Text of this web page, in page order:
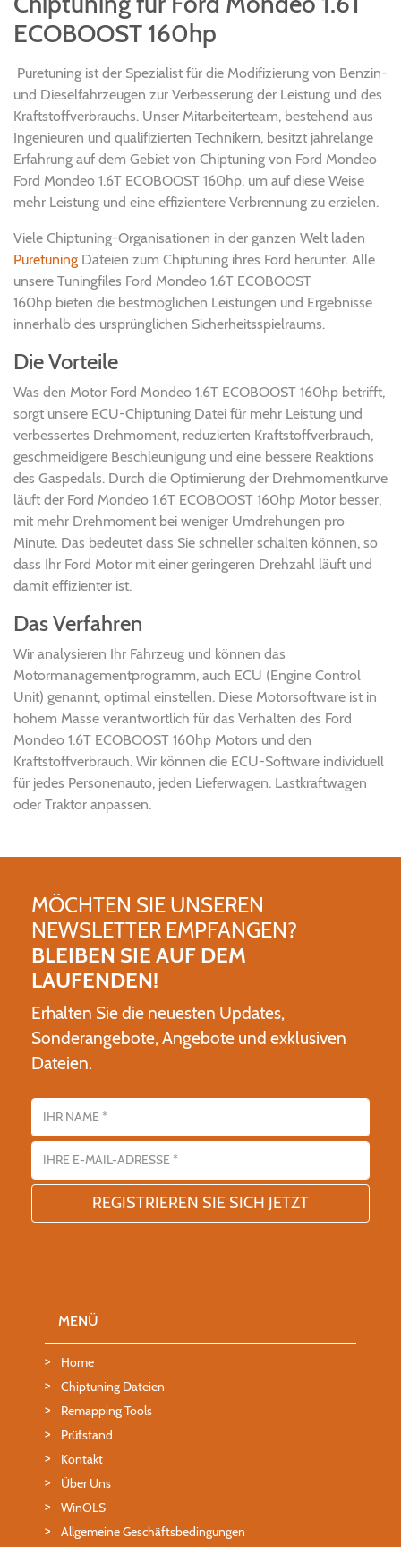
ECOBOOST 160hp
Puretuning ist der Spezialist für die Modifizierung von Benzin-
und Dieselfahrzeugen zur Verbesserung der Leistung und des
Kraftstoffverbrauchs. Unser Mitarbeiterteam, bestehend aus
Ingenieuren und qualifizierten Technikern, besitzt jahrelange
Erfahrung auf dem Gebiet von Chiptuning von Ford Mondeo
Ford Mondeo 1.6T ECOBOOST 160hp, um auf diese Weise
mehr Leistung und eine effizientere Verbrennung zu erzielen.
Viele Chiptuning-Organisationen in der ganzen Welt laden
Puretuning Dateien zum Chiptuning ihres Ford herunter. Alle
unsere Tuningfiles Ford Mondeo 1.6T ECOBOOST
160hp bieten die bestmöglichen Leistungen und Ergebnisse
innerhalb des ursprünglichen Sicherheitsspielraums.
Die Vorteile
Was den Motor Ford Mondeo 1.6T ECOBOOST 160hp betrifft,
sorgt unsere ECU-Chiptuning Datei für mehr Leistung und
verbessertes Drehmoment, reduzierten Kraftstoffverbrauch,
geschmeidigere Beschleunigung und eine bessere Reaktions
des Gaspedals. Durch die Optimierung der Drehmomentkurve
läuft der Ford Mondeo 1.6T ECOBOOST 160hp Motor besser,
mit mehr Drehmoment bei weniger Umdrehungen pro
Minute. Das bedeutet dass Sie schneller schalten können, so
dass Ihr Ford Motor mit einer geringeren Drehzahl läuft und
damit effizienter ist.
Das Verfahren
Wir analysieren Ihr Fahrzeug und können das
Motormanagementprogramm, auch ECU (Engine Control
Unit) genannt, optimal einstellen. Diese Motorsoftware ist in
hohem Masse verantwortlich für das Verhalten des Ford
Mondeo 1.6T ECOBOOST 160hp Motors und den
Kraftstoffverbrauch. Wir können die ECU-Software individuell
für jedes Personenauto, jeden Lieferwagen. Lastkraftwagen
oder Traktor anpassen.
MÖCHTEN SIE UNSEREN
NEWSLETTER EMPFANGEN?
BLEIBEN SIE AUF DEM
LAUFENDEN!
Erhalten Sie die neuesten Updates,
Sonderangebote, Angebote und exklusiven
Dateien.
Name
E-Mail-Adresse
MENÜ
Home
Chiptuning Dateien
Remapping Tools
Prüfstand
Kontakt
Über Uns
WinOLS
Allgemeine Geschäftsbedingungen